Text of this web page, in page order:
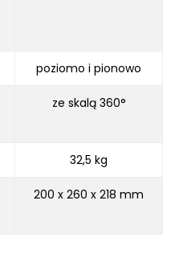
poziomo i pionowo
ze skalą 360°
32,5 kg
200 x 260 x 218 mm